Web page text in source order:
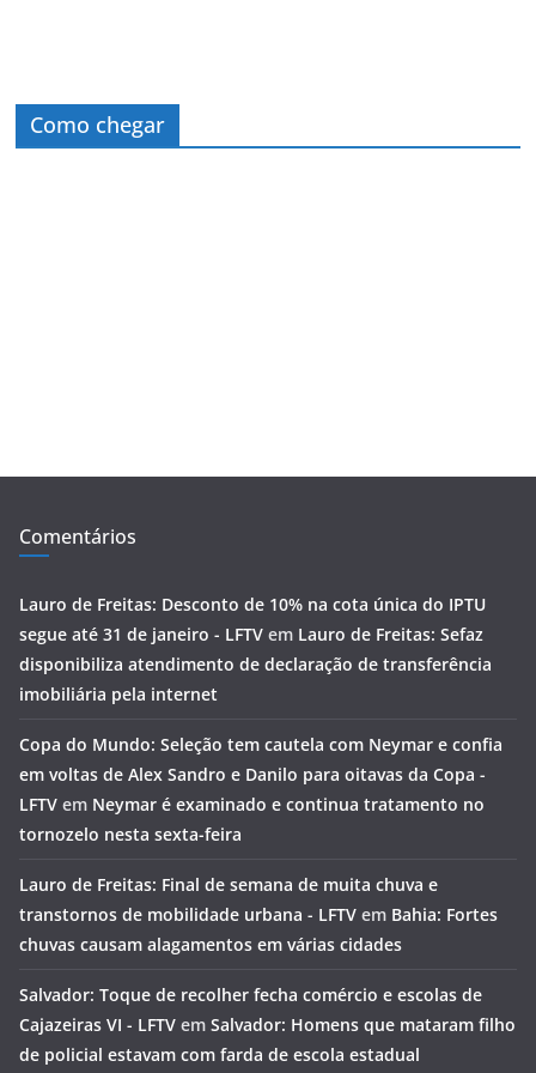
Como chegar
Comentários
Lauro de Freitas: Desconto de 10% na cota única do IPTU
segue até 31 de janeiro - LFTV em Lauro de Freitas: Sefaz
disponibiliza atendimento de declaração de transferência
imobiliária pela internet
Copa do Mundo: Seleção tem cautela com Neymar e confia
em voltas de Alex Sandro e Danilo para oitavas da Copa -
LFTV em Neymar é examinado e continua tratamento no
tornozelo nesta sexta-feira
Lauro de Freitas: Final de semana de muita chuva e
transtornos de mobilidade urbana - LFTV em Bahia: Fortes
chuvas causam alagamentos em várias cidades
Salvador: Toque de recolher fecha comércio e escolas de
Cajazeiras VI - LFTV em Salvador: Homens que mataram filho
de policial estavam com farda de escola estadual